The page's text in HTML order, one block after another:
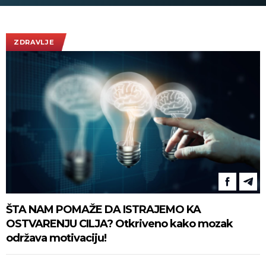
ZDRAVLJE
ŠTA NAM POMAŽE DA ISTRAJEMO KA
OSTVARENJU CILJA? Otkriveno kako mozak
održava motivaciju!